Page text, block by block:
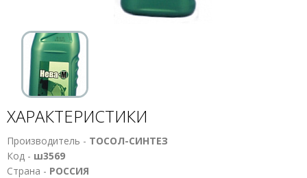
ХАРАКТЕРИСТИКИ
Производитель - ТОСОЛ-СИНТЕЗ
Код - ш3569
Страна - РОССИЯ